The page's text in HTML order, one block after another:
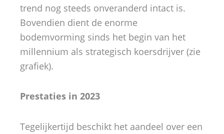
trend nog steeds onveranderd intact is.
Bovendien dient de enorme
bodemvorming sinds het begin van het
millennium als strategisch koersdrijver (zie
grafiek).
Prestaties in 2023
Tegelijkertijd beschikt het aandeel over een